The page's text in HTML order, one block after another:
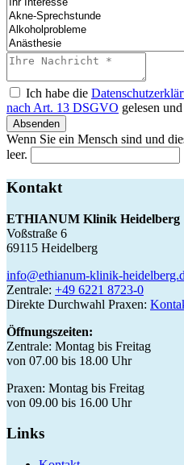
Ich habe die
nach Art. 13 DSGVO gelesen
Absenden
Wenn Sie ein Mensch sind und
leer.
Kontakt
ETHIANUM Klinik Heidelberg
Voßstraße 6
69115 Heidelberg
info@ethianum-klinik-
Zentrale: +49 6221 8723-0
Direkte Durchwahl Praxen:
Öffnungszeiten:
Zentrale: Montag bis Freitag
von 07.00 bis 18.00 Uhr
Praxen: Montag bis Freitag
von 09.00 bis 16.00 Uhr
Links